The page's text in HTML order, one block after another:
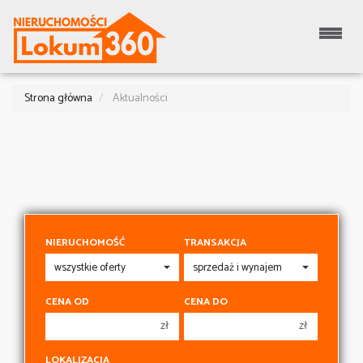
Strona główna Aktualności
NIERUCHOMOŚĆ TRANSAKCJA
CENA OD
zł
CENA DO
zł